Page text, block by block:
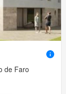
de Faro